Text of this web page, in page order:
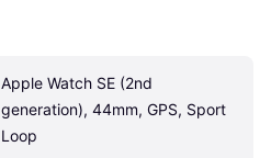
Apple Watch SE (2nd
generation), 44mm, GPS, Sport
Loop